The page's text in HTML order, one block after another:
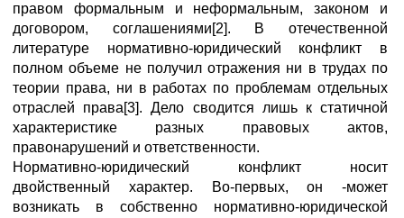
правом формальным и неформальным, законом и
договором, соглашениями[2]. В отечественной
литературе нормативно-юридический конфликт в
полном объеме не получил отражения ни в трудах по
теории права, ни в работах по проблемам отдельных
отраслей права[3]. Дело сводится лишь к статичной
характеристике разных правовых актов,
правонарушений и ответственности.
Нормативно-юридический конфликт носит
двойственный характер. Во-первых, он -может
возникать в собственно нормативно-юридической